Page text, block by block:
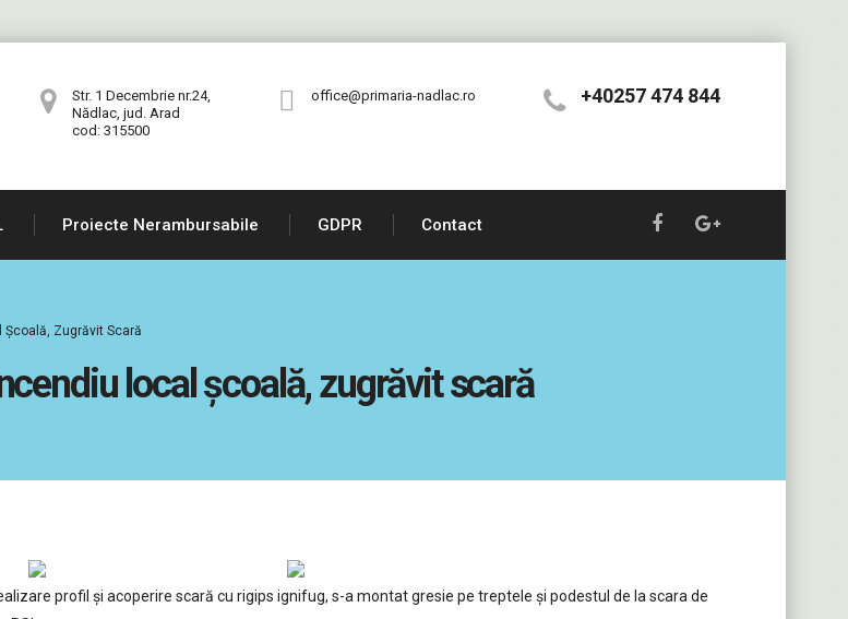
+40257 474 844
office@primaria-nadlac.ro
Str. 1 Decembrie nr.24,
Nădlac, jud. Arad
cod: 315500
Proiecte Nerambursabile GDPR Contact
Zugrăvit Scară
local școală, zugrăvit scară
profil și acoperire scară cu rigips ignifug, s-a montat gresie pe treptele și podestul de la scara de